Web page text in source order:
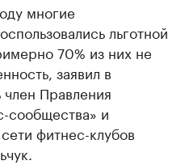
многие
льготной
70% из них не
заявил в
Правления
сообщества» и
фитнес-клубов